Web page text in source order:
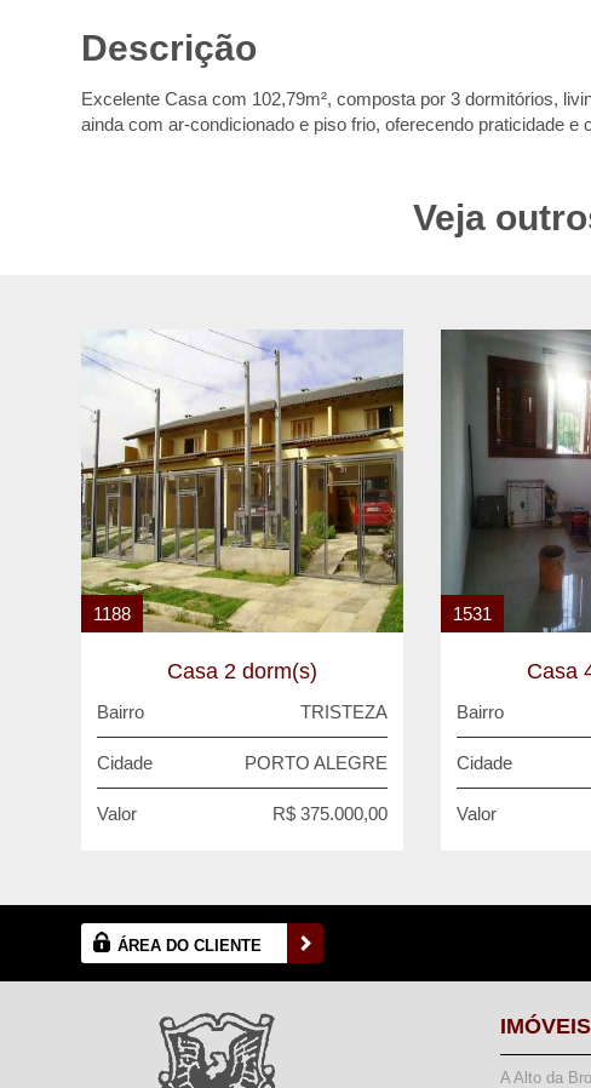
Descrição
Excelente Casa com 102,79m², composta por 3 dormitórios,
ainda com ar-condicionado e piso frio, oferecendo praticidade e
Veja
1188
Casa 2 dorm(s)
Bairro TRISTEZA
Cidade PORTO ALEGRE
Valor R$ 375.000,00
1531
Casa
Bairro
Cidade
Valor
ÁREA DO CLIENTE
A Alto da